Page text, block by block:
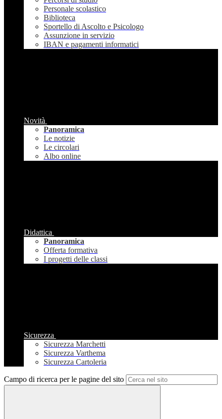
Personale scolastico
Biblioteca
Sportello di Ascolto e Psicologo
Assunzione in servizio
IBAN e pagamenti informatici
Novità
Panoramica
Le notizie
Le circolari
Albo online
Didattica
Panoramica
Offerta formativa
I progetti delle classi
Sicurezza
Sicurezza Marchetti
Sicurezza Varthema
Sicurezza Cartoleria
Campo di ricerca per le pagine del sito